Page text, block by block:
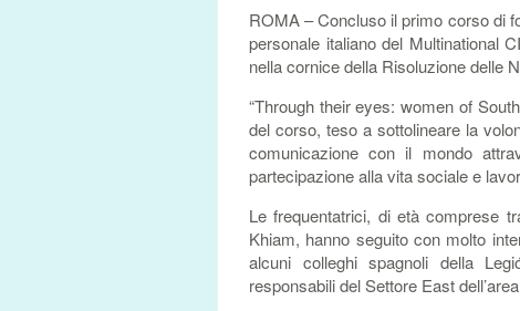
ROMA – Concluso il primo corso di
personale italiano del Multinational
nella cornice della Risoluzione delle
“Through their eyes: women of
del corso, teso a sottolineare la
comunicazione con il mondo
partecipazione alla vita sociale e
Le frequentatrici, di età comprese
Khiam, hanno seguito con molto
alcuni colleghi spagnoli della
responsabili del Settore East